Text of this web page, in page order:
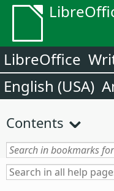
LibreOffice
English (USA)
Contents